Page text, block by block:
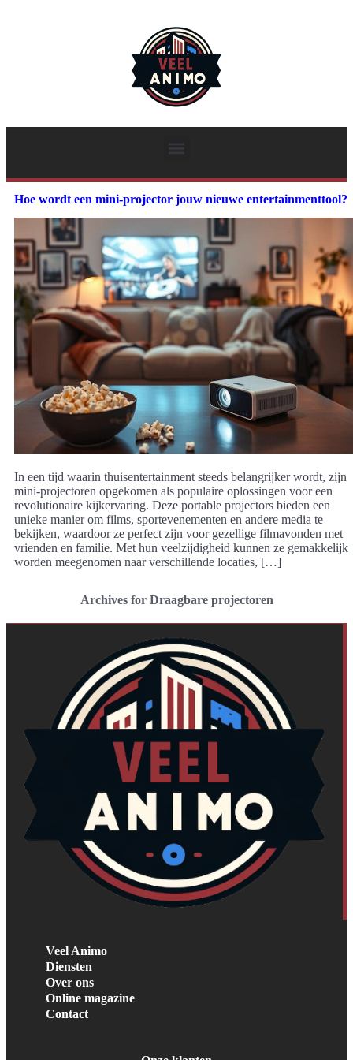
Hoe wordt een mini-projector jouw nieuwe entertainmenttool?
In een tijd waarin thuisentertainment steeds belangrijker wordt, zijn
mini-projectoren opgekomen als populaire oplossingen voor een
revolutionaire kijkervaring. Deze portable projectors bieden een
unieke manier om films, sportevenementen en andere media te
bekijken, waardoor ze perfect zijn voor gezellige filmavonden met
vrienden en familie. Met hun veelzijdigheid kunnen ze gemakkelijk
worden meegenomen naar verschillende locaties, […]
Archives for Draagbare projectoren
Veel Animo
Diensten
Over ons
Online magazine
Contact